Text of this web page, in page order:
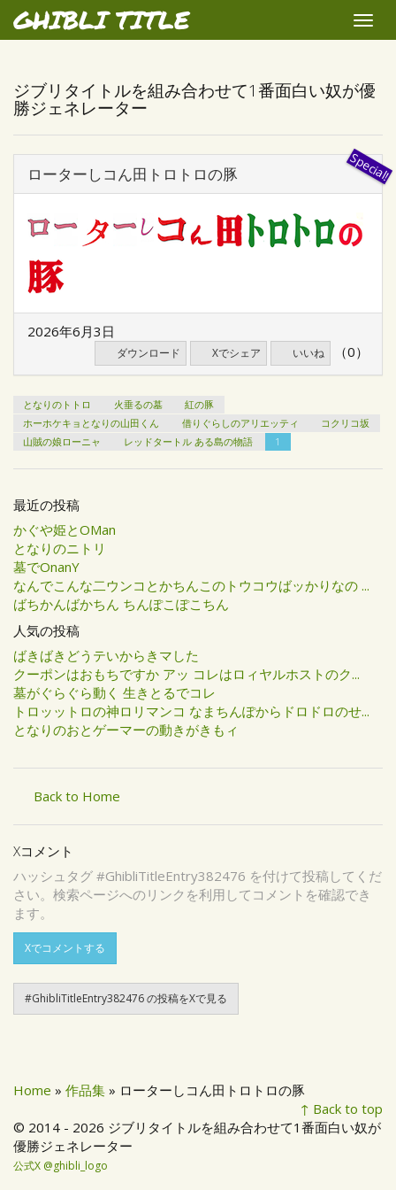
GHIBLI TITLE
Toggle
ジブリタイトルを組み合わせて1番面白い奴が優
勝ジェネレーター
ローターしコん田トロトロの豚
2026年6月3日
ダウンロード Xでシェア いいね （0）
となりのトトロ 火垂るの墓
紅の豚
ホーホケキョとなりの山田くん
借りぐらしのアリエッティ
コクリコ坂
山賊の娘ローニャ
レッドタートル ある島の物語 1
最近の投稿
かぐや姫とOMan
となりのニトリ
墓でOnanY
なんでこんな二ウンコとかちんこのトウコウばッかりなの ...
ばちかんばかちん ちんぽこぽこちん
人気の投稿
ばきばきどうテいからきマした
クーポンはおもちですか アッ コレはロィヤルホストのク...
墓がぐらぐら動く 生きとるでコレ
トロッットロの神ロリマンコ なまちんぽからドロドロのせ...
となりのおとゲーマーの動きがきもィ
Back to Home
Xコメント
ハッシュタグ #GhibliTitleEntry382476 を付けて投稿してくだ
さい。検索ページへのリンクを利用してコメントを確認でき
ます。
Xでコメントする
#GhibliTitleEntry382476 の投稿をXで見る
Home » 作品集 » ローターしコん田トロトロの豚
↑ Back to top
© 2014 - 2026 ジブリタイトルを組み合わせて1番面白い奴が
優勝ジェネレーター
公式X @ghibli_logo